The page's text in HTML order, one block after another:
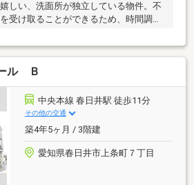
しい、洗面所が独立している物件。不
受け取ることができるため、時間調整
ル Ｂ
中央本線 春日井駅 徒歩11分
その他の交通
築4年5ヶ月 / 3階建
愛知県春日井市上条町７丁目